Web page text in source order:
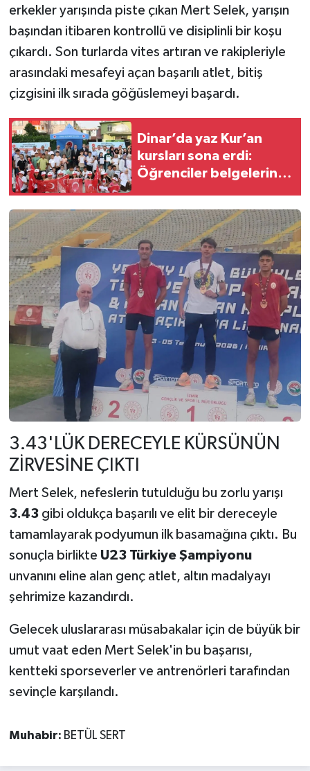
erkekler yarışında piste çıkan Mert Selek, yarışın
başından itibaren kontrollü ve disiplinli bir koşu
çıkardı. Son turlarda vites artıran ve rakipleriyle
arasındaki mesafeyi açan başarılı atlet, bitiş
çizgisini ilk sırada göğüslemeyi başardı.
Dinar’da yaz Kur’an
kursları sona erdi:
Öğrenciler belgelerini
3.43'LÜK DERECEYLE KÜRSÜNÜN
ZİRVESİNE ÇIKTI
Mert Selek, nefeslerin tutulduğu bu zorlu yarışı
3.43gibi oldukça başarılı ve elit bir dereceyle
tamamlayarak podyumun ilk basamağına çıktı. Bu
sonuçla birlikte U23 Türkiye Şampiyonu
unvanını eline alan genç atlet, altın madalyayı
şehrimize kazandırdı.
Gelecek uluslararası müsabakalar için de büyük bir
umut vaat eden Mert Selek'in bu başarısı,
kentteki sporseverler ve antrenörleri tarafından
sevinçle karşılandı.
Muhabir: BETÜL SERT